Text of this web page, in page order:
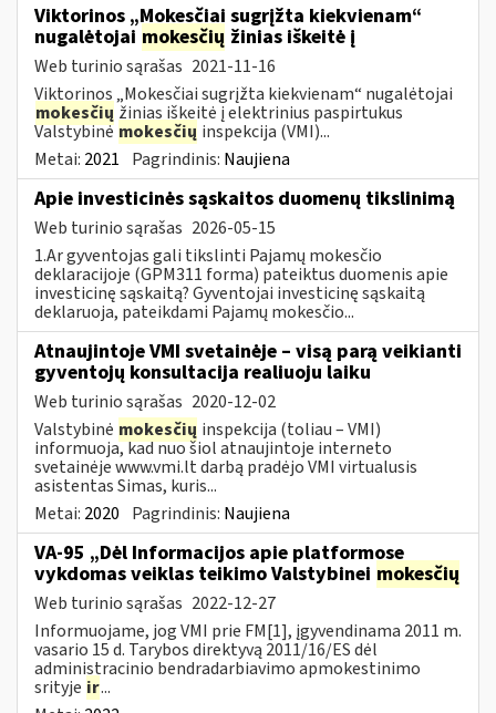
Viktorinos „Mokesčiai sugrįžta kiekvienam“
nugalėtojai mokesčių žinias iškeitė į
Web turinio sąrašas 2021-11-16
Viktorinos „Mokesčiai sugrįžta kiekvienam“ nugalėtojai
mokesčių žinias iškeitė į elektrinius paspirtukus
Valstybinė mokesčių inspekcija (VMI)...
Metai: 2021 Pagrindinis: Naujiena
Apie investicinės sąskaitos duomenų tikslinimą
Web turinio sąrašas 2026-05-15
1.Ar gyventojas gali tikslinti Pajamų mokesčio
deklaracijoje (GPM311 forma) pateiktus duomenis apie
investicinę sąskaitą? Gyventojai investicinę sąskaitą
deklaruoja, pateikdami Pajamų mokesčio...
Atnaujintoje VMI svetainėje – visą parą veikianti
gyventojų konsultacija realiuoju laiku
Web turinio sąrašas 2020-12-02
Valstybinė mokesčių inspekcija (toliau – VMI)
informuoja, kad nuo šiol atnaujintoje interneto
svetainėje www.vmi.lt darbą pradėjo VMI virtualusis
asistentas Simas, kuris...
Metai: 2020 Pagrindinis: Naujiena
VA-95 „Dėl Informacijos apie platformose
vykdomas veiklas teikimo Valstybinei mokesčių
Web turinio sąrašas 2022-12-27
Informuojame, jog VMI prie FM[1], įgyvendinama 2011 m.
vasario 15 d. Tarybos direktyvą 2011/16/ES dėl
administracinio bendradarbiavimo apmokestinimo
srityje ir...